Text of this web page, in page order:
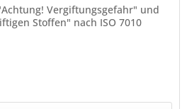
Vergiftungsgefahr" und
Stoffen" nach ISO 7010